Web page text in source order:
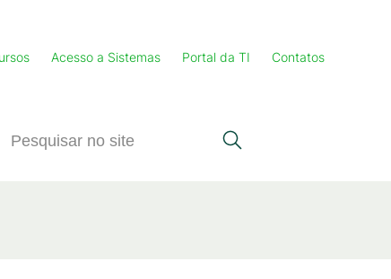
Acesso a Sistemas Portal da TI Contatos